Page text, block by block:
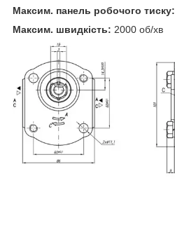
Максим. панель робочого тиску:
Максим. швидкість: 2000 об/хв